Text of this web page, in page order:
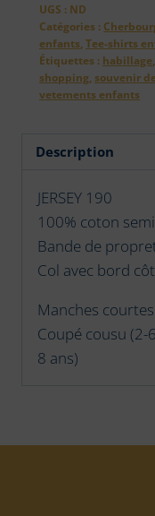
et
ses
coordonnées
UGS : ND
Catégories :
enfants Tee-shirts
Étiquettes : habillage
shopping souvenir
vetements enfants
Description
JERSEY 190
100% coton
Bande de
Col avec bord
Manches courtes
Coupé cousu
8 ans)